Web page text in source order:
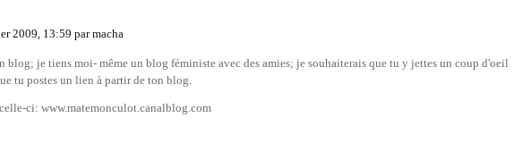
2009, 13:59 par macha
blog; je tiens moi- même un blog féministe avec des amies; je souhaiterais que tu y jettes un coup d'oeil
tu postes un lien à partir de ton blog.
ci: www.matemonculot.canalblog.com